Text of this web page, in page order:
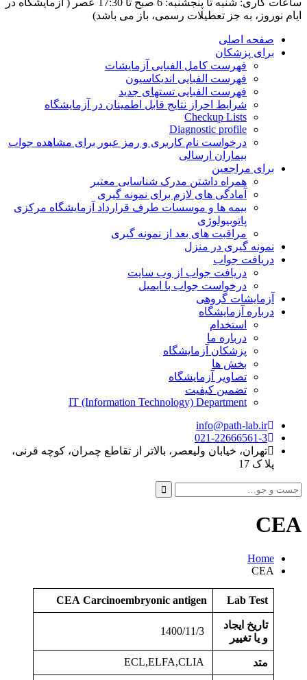
ساعات کاری: شنبه تا پنجشنبه: 6 صبح تا 17:30 عصر ( آزمایشگاه در
ایام نوروز، به جز تعطیلات رسمی، باز می باشد)
صفحه اصلی
برای پزشکان
فهرست کامل الفبایی آزمایشات
فهرست الفبایی اندیکاسیون
فهرست الفبایی تستهای جدید
شرایط احراز نتایج قابل اطمینان در آزمایشگاه
Checkup Lists
Diagnostic profile
درخواست نام کاربری و رمز عبور برای مشاهده جواب
بیماران ارسالی
برای مراجعین
همراه داشتن مدرک شناسایی معتبر
آمادگی های لازم برای نمونه گیری
بیمه ها و موسسات طرف قرارداد آزمایشگاه مرکزی
پاتوبیولوژی
مراقبت های بعد از نمونه گیری
نمونه گیری در منزل
دریافت جواب
دریافت جواب از وب سایت
درخواست جواب با ایمیل
آزمایشات گروهی
درباره آزمایشگاه
استخدام
درباره ما
پزشکان آزمایشگاه
بخش ها
تصاویر آزمایشگاه
تضمین کیفیت
IT (Information Technology) Department
info@path-lab.ir
021-22666561-3
تهران، خیابان ولیعصر، بالاتر از تقاطع چمران، کوچه قرنی،
پلا ک 17
جست
و
برای:
CEA
Home
CEA
Lab Test
CEA Carcinoembryonic antigen
تاریخ ایجاد
و یا تغییر
متد